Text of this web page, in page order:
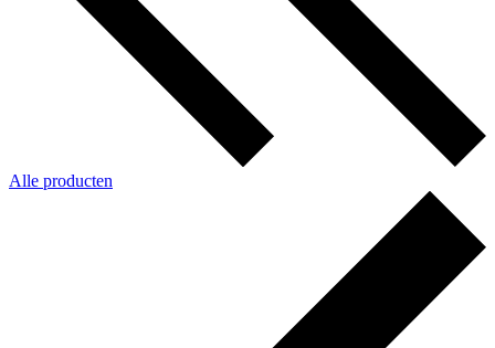
Alle producten